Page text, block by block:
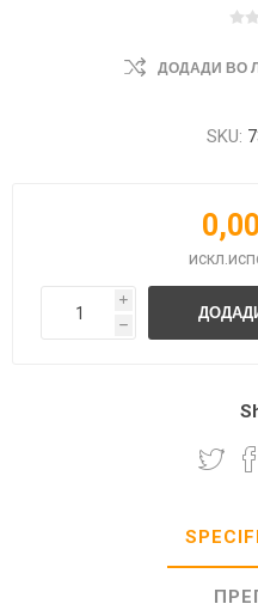
ДОДАДИ ВО
SKU:
искл.
i
h